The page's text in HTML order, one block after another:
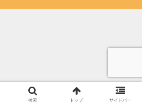
検索 トップ サイドバー